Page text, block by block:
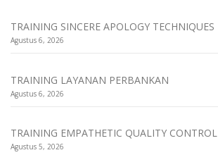
TRAINING SINCERE APOLOGY TECHNIQUES
Agustus 6, 2026
TRAINING LAYANAN PERBANKAN
Agustus 6, 2026
TRAINING EMPATHETIC QUALITY CONTROL
Agustus 5, 2026